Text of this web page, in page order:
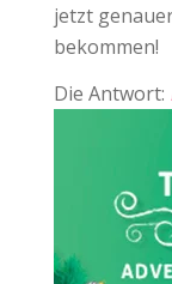
jetzt
bekommen!
Die Antwort: